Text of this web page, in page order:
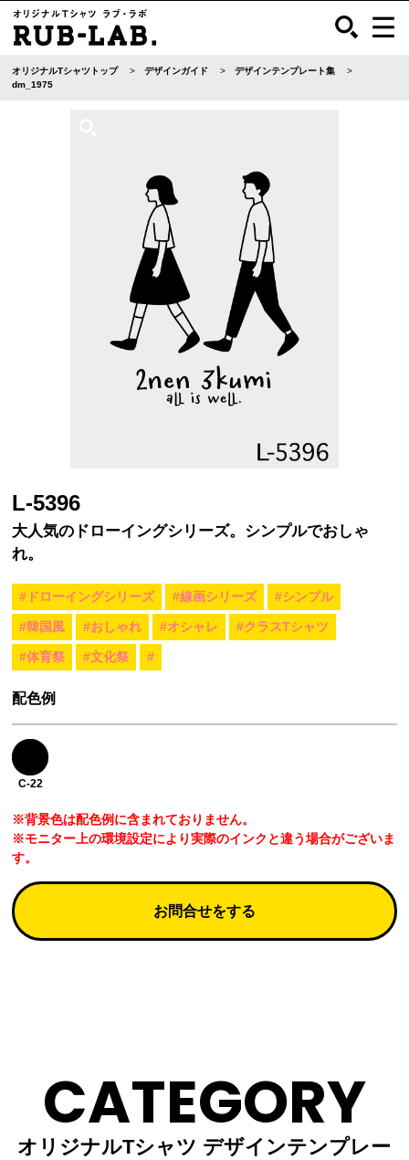
オリジナルTシャツトップ デザインガイド
デザインテンプレート集
dm_1975
L-5396
大人気のドローイングシリーズ。シンプルでおしゃ
れ。
#ドローイングシリーズ #線画シリーズ #シンプル
#韓国風 #おしゃれ #オシャレ #クラスTシャツ
#体育祭 #文化祭 #
配色例
C-22
※背景色は配色例に含まれておりません。
※モニター上の環境設定により実際のインクと違う場合がございま
す。
お問合せをする
CATEGORY
オリジナルTシャツ デザインテンプレー